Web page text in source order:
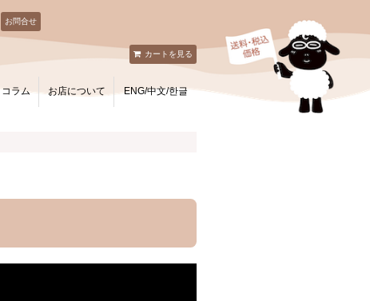
カートを見る
お問合せ
コラム お店について ENG/中文/한글